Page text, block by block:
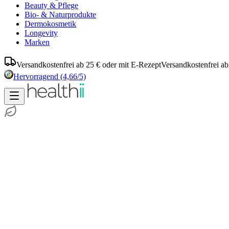
Beauty & Pflege
Bio- & Naturprodukte
Dermokosmetik
Longevity
Marken
Versandkostenfrei ab 25 € oder mit E-RezeptVersandkostenfrei
Hervorragend (4,66/5)